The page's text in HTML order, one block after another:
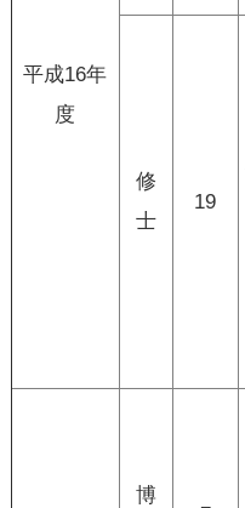
平成16年
度
修
士
19
博